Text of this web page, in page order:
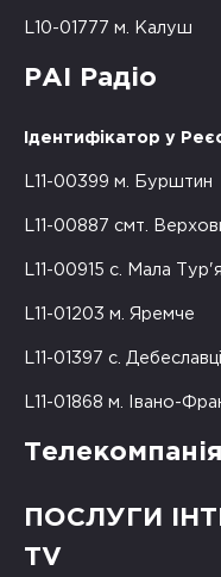
L10-01777 м. Калуш
РАІ Радіо
Ідентифікатор у
L11-00399 м. Бурштин
L11-00887 смт.
L11-00915 с. Мала
L11-01203 м. Яремче
L11-01397 с.
L11-01868 м. Івано-
Телекомпанія
ПОСЛУГИ
TV